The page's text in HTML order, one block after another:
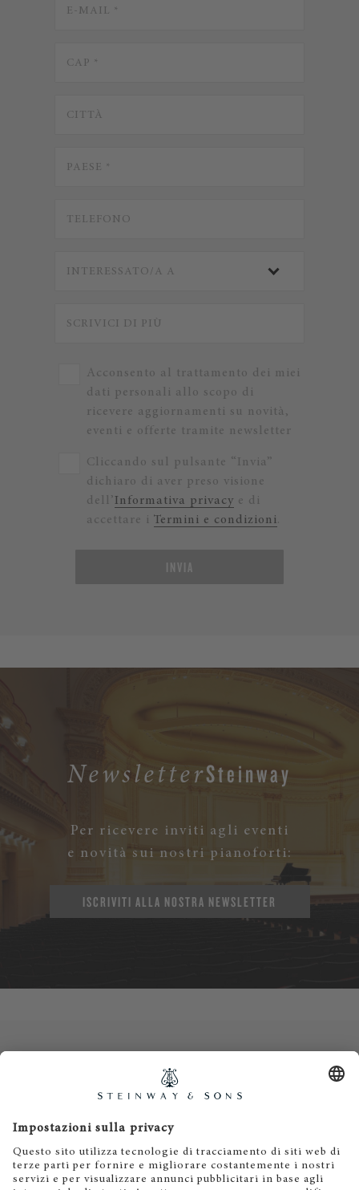
Acconsento al trattamento dei miei
dati personali allo scopo di
ricevere aggiornamenti su novità,
eventi e offerte tramite newsletter
Cliccando sul pulsante “Invia”
dichiaro di aver preso visione
dell’Informativa privacy e di
accettare i Termini e condizioni.
INVIA
NewsletterSteinway
Per ricevere inviti agli eventi
e novità sui nostri pianoforti:
ISCRIVITI ALLA NOSTRA NEWSLETTER
Informativa privacy
Termini e condizioni